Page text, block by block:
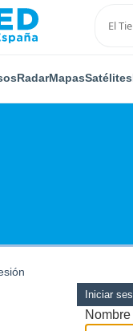
RadarMapasSatélites
Iniciar